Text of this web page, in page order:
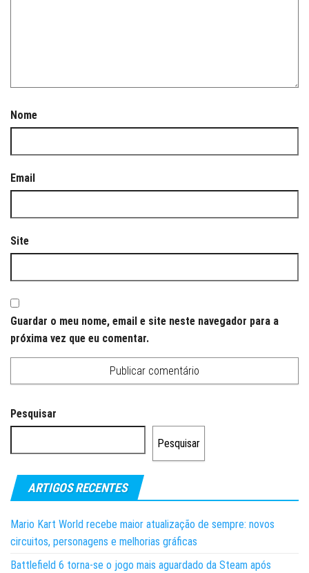
Nome
Email
Site
Guardar o meu nome, email e site neste navegador para a
próxima vez que eu comentar.
Pesquisar
Pesquisar
ARTIGOS RECENTES
Mario Kart World recebe maior atualização de sempre: novos
circuitos, personagens e melhorias gráficas
Battlefield 6 torna-se o jogo mais aguardado da Steam após